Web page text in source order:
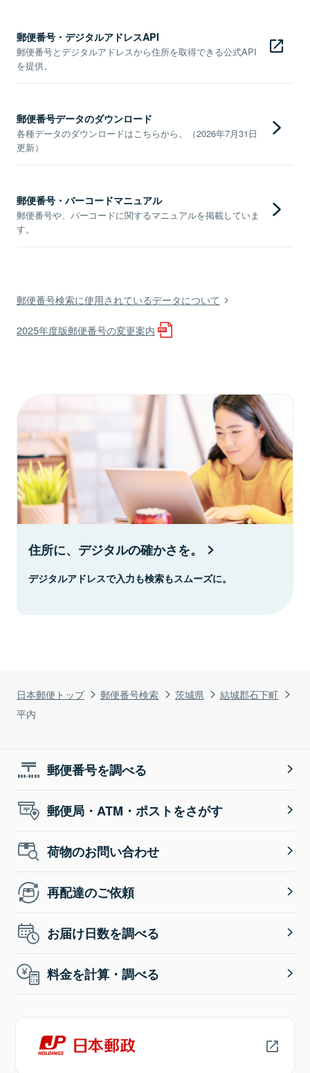
日本郵便トップ 郵便番号検索 茨城県
結城郡石下町
平内
郵便番号・デジタルアドレスAPI
郵便番号とデジタルアドレスから住所を取得できる公式API
を提供。
郵便番号データのダウンロード
各種データのダウンロードはこちらから。（2026年7月31日
更新）
郵便番号・バーコードマニュアル
郵便番号や、バーコードに関するマニュアルを掲載していま
す。
郵便番号検索に使用されているデータについて
2025年度版郵便番号の変更案内
住所に、デジタルの確かさを。
デジタルアドレスで入力も検索もスムーズに。
郵便番号を調べる
郵便局・ATM・ポストをさがす
荷物のお問い合わせ
再配達のご依頼
お届け日数を調べる
料金を計算・調べる